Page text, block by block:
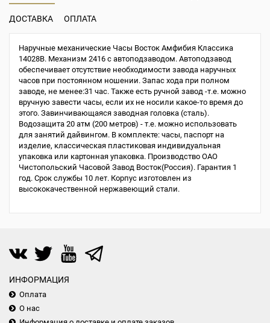
ДОСТАВКА ОПЛАТА
Наручные механические Часы Восток Амфибия Классика
14028B. Механизм 2416 с автоподзаводом. Автоподзавод
обеспечивает отсутствие необходимости завода наручных
часов при постоянном ношении. Запас хода при полном
заводе, не менее:31 час. Также есть ручной завод -т.е. можно
вручную завести часы, если их не носили какое-то время до
этого. Завинчивающаяся заводная головка (сталь).
Водозащита 20 атм (200 метров) - т.е. можно использовать
для занятий дайвингом. В комплекте: часы, паспорт на
изделие, классическая пластиковая индивидуальная
упаковка или картонная упаковка. Производство ОАО
Чистопольский Часовой Завод Восток(Россия). Гарантия 1
год. Срок службы 10 лет. Корпус изготовлен из
высококачественной нержавеющий стали.
ИНФОРМАЦИЯ
Оплата
О нас